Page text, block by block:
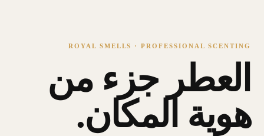
ROYAL SMELLS · PROFESSIONAL SCENTING
العطر جزء من
هوية المكان.